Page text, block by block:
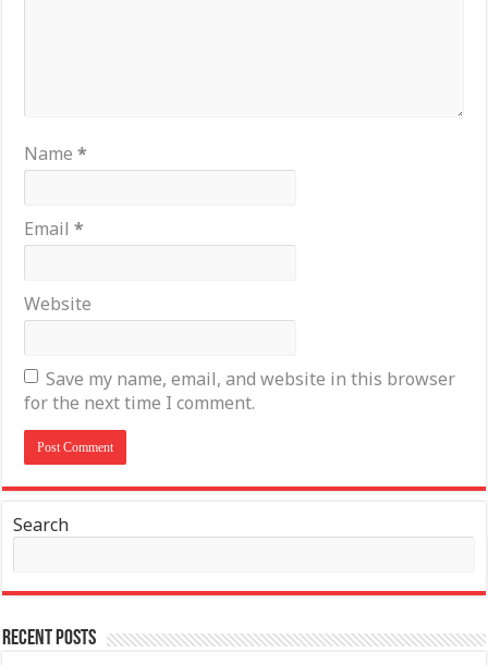
Name*
Email*
Website
Save my name, email, and website in this browser
for the next time I comment.
Search
Recent Posts